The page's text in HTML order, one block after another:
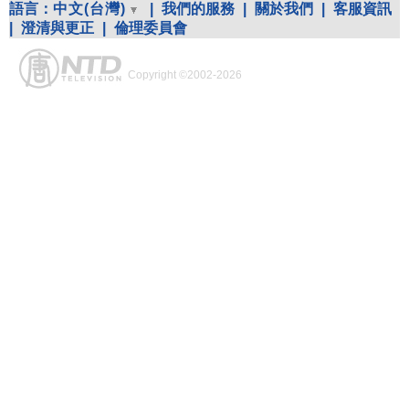
語言： 中文(台灣) 我們的服務 關於我們
客服資訊
澄清與更正 倫理委員會
Copyright ©2002-2026